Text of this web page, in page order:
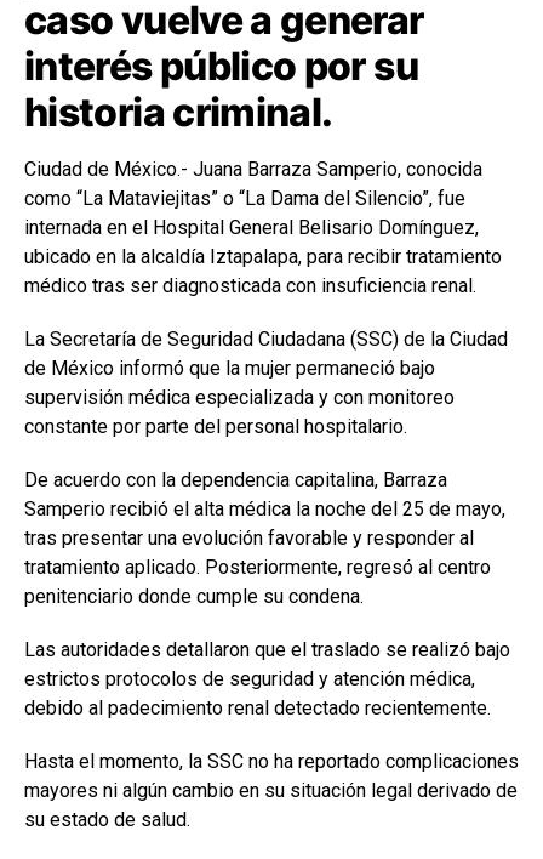
caso vuelve a generar
interés público por su
historia criminal.
Ciudad de México.- Juana Barraza Samperio, conocida
como “La Mataviejitas” o “La Dama del Silencio”, fue
internada en el Hospital General Belisario Domínguez,
ubicado en la alcaldía Iztapalapa, para recibir tratamiento
médico tras ser diagnosticada con insuficiencia renal.
La Secretaría de Seguridad Ciudadana (SSC) de la Ciudad
de México informó que la mujer permaneció bajo
supervisión médica especializada y con monitoreo
constante por parte del personal hospitalario.
De acuerdo con la dependencia capitalina, Barraza
Samperio recibió el alta médica la noche del 25 de mayo,
tras presentar una evolución favorable y responder al
tratamiento aplicado. Posteriormente, regresó al centro
penitenciario donde cumple su condena.
Las autoridades detallaron que el traslado se realizó bajo
estrictos protocolos de seguridad y atención médica,
debido al padecimiento renal detectado recientemente.
Hasta el momento, la SSC no ha reportado complicaciones
mayores ni algún cambio en su situación legal derivado de
su estado de salud.